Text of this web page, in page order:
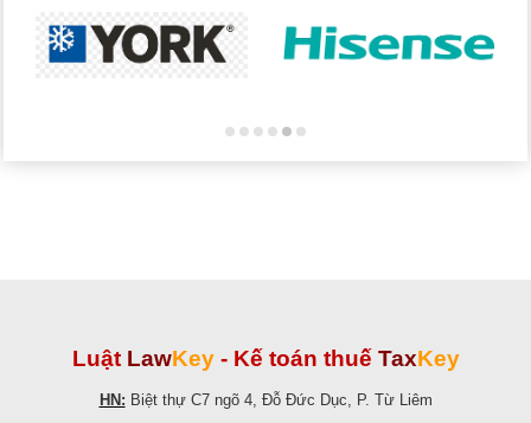
Luật LawKey - Kế toán thuế TaxKey
HN: Biệt thự C7 ngõ 4, Đỗ Đức Dục, P. Từ Liêm